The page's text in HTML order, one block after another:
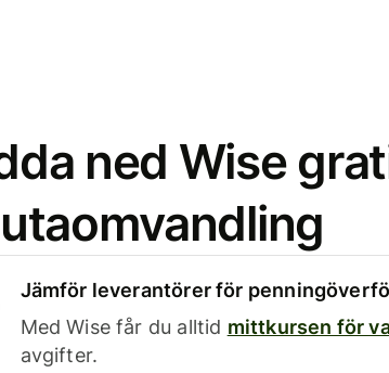
ned Wise
Jämför leverantörer för
Med Wise får du alltid mittkursen för
avgifter.